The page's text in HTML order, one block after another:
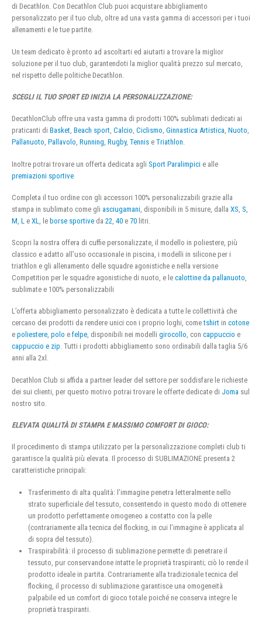
di Decathlon. Con Decathlon Club puoi acquistare abbigliamento
personalizzato per il tuo club, oltre ad una vasta gamma di accessori per i tuoi
allenamenti e le tue partite.
Un team dedicato è pronto ad ascoltarti ed aiutarti a trovare la miglior
soluzione per il tuo club, garantendoti la miglior qualità prezzo sul mercato,
nel rispetto delle politiche Decathlon.
SCEGLI IL TUO SPORT ED INIZIA LA PERSONALIZZAZIONE:
DecathlonClub offre una vasta gamma di prodotti 100% sublimati dedicati ai
praticanti di Basket, Beach sport, Calcio, Ciclismo, Ginnastica Artistica, Nuoto,
Pallanuoto, Pallavolo, Running, Rugby, Tennis e Triathlon.
Inoltre potrai trovare un offerta dedicata agli Sport Paralimpici e alle
premiazioni sportive
Completa il tuo ordine con gli accessori 100% personalizzabili grazie alla
stampa in sublimato come gli asciugamani , disponibili in 5 misure, dalla XS S
M L e XL , le borse sportive da 22 40 e 70 litri.
Scopri la nostra offera di cuffie personalizzate, il modello in poliestere, più
classico e adatto all’uso occasionale in piscina, i modelli in silicone per i
triathlon e gli allenamento delle squadre agonistiche e nella versione
Competition per le squadre agonistiche di nuoto, e le calottine da pallanuoto,
sublimate e 100% personalizzabili
L’offerta abbigliamento personalizzato è dedicata a tutte le collettività che
cercano dei prodotti da rendere unici con i proprio loghi, cometshirt in cotone
e poliestere, polo e felpe, disponibili nei modelli girocollo, con cappuccio e
cappuccio e zip. Tutti i prodotti abbigliamento sono ordinabili dalla taglia 5/6
anni alla 2xl.
Decathlon Club si affida a partner leader del settore per soddisfare le richieste
dei sui clienti, per questo motivo potrai trovare le offerte dedicate di Joma sul
nostro sito.
ELEVATA QUALITÀ DI STAMPA E MASSIMO COMFORT DI GIOCO:
Il procedimento di stampa utilizzato per la personalizzazione completi club ti
garantisce la qualità più elevata. Il processo di SUBLIMAZIONE presenta 2
caratteristiche principali:
Trasferimento di alta qualità: l’immagine penetra letteralmente nello
strato superficiale del tessuto, consentendo in questo modo di ottenere
un prodotto perfettamente omogeneo a contatto con la pelle
(contrariamente alla tecnica del flocking, in cui l’immagine è applicata al
di sopra del tessuto).
Traspirabilità: il processo di sublimazione permette di penetrare il
tessuto, pur conservandone intatte le proprietà traspiranti; ciò lo rende il
prodotto ideale in partita. Contrariamente alla tradizionale tecnica del
flocking, il processo di sublimazione garantisce una omogeneità
palpabile ed un comfort di gioco totale poiché ne conserva integre le
proprietà traspiranti.